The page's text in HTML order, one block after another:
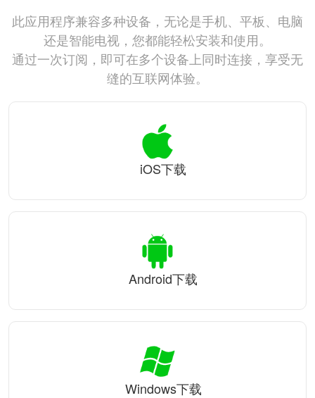
此应用程序兼容多种设备，无论是手机、平板、电脑
还是智能电视，您都能轻松安装和使用。
通过一次订阅，即可在多个设备上同时连接，享受无
缝的互联网体验。
iOS下载
Android下载
Windows下载